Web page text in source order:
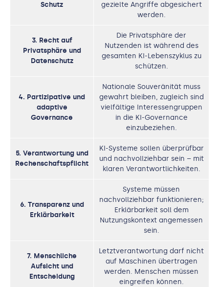
Schutz
gezielte Angriffe abgesichert
werden.
3. Recht auf
Privatsphäre und
Datenschutz
Die Privatsphäre der
Nutzenden ist während des
gesamten KI-Lebenszyklus zu
schützen.
4. Partizipative und
adaptive
Governance
Nationale Souveränität muss
gewahrt bleiben, zugleich sind
vielfältige Interessengruppen
in die KI-Governance
einzubeziehen.
5. Verantwortung und
Rechenschaftspflicht
KI-Systeme sollen überprüfbar
und nachvollziehbar sein – mit
klaren Verantwortlichkeiten.
6. Transparenz und
Erklärbarkeit
Systeme müssen
nachvollziehbar funktionieren;
Erklärbarkeit soll dem
Nutzungskontext angemessen
sein.
7. Menschliche
Aufsicht und
Entscheidung
Letztverantwortung darf nicht
auf Maschinen übertragen
werden. Menschen müssen
eingreifen können.